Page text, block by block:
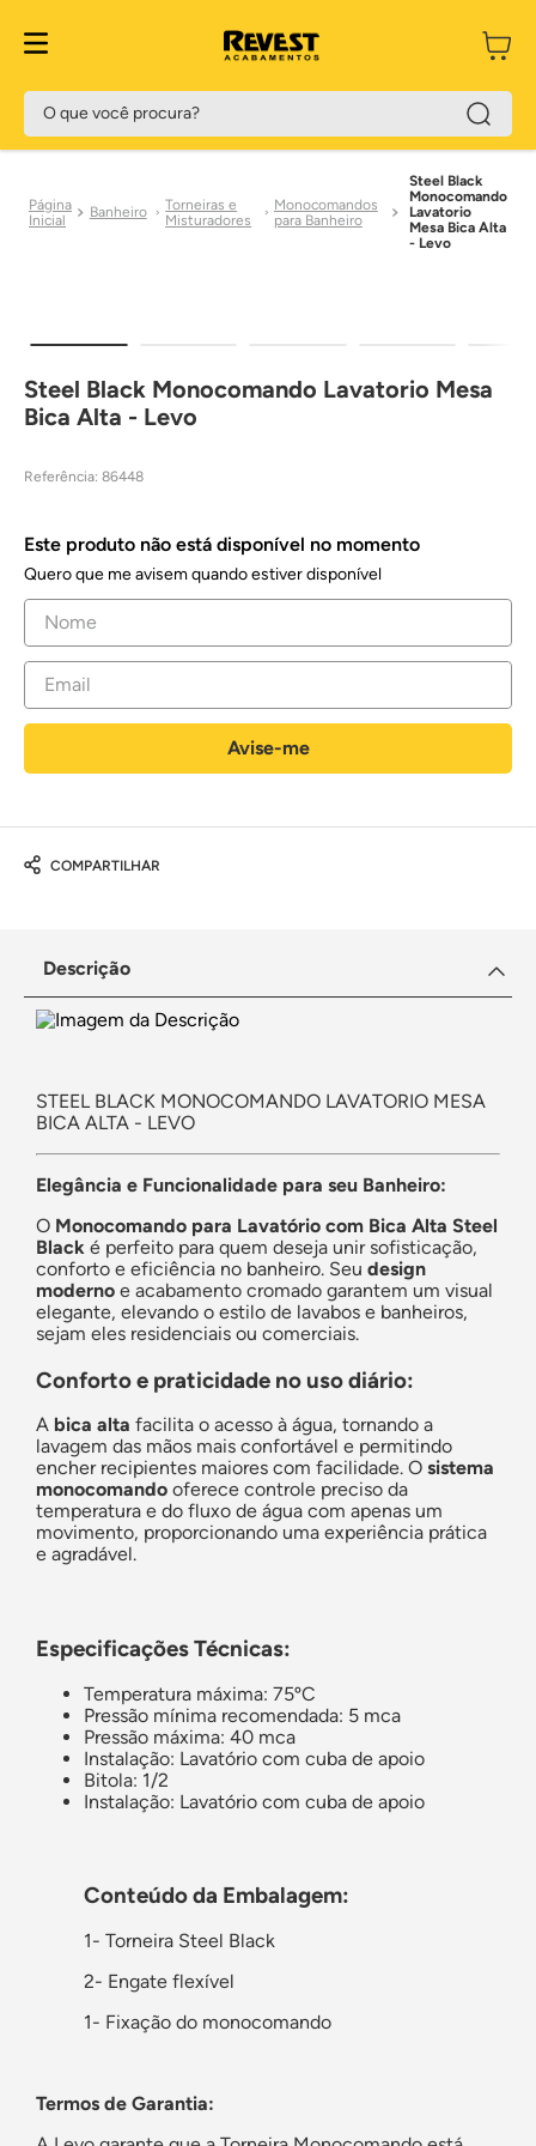
O que você procura?
Banheiro
Torneiras e
Misturadores
Monocomandos
para Banheiro
Steel Black
Monocomando
Lavatorio
Mesa Bica Alta
- Levo
Steel Black Monocomando Lavatorio Mesa
Bica Alta - Levo
Referência: 86448
Este produto não está disponível no momento
Quero que me avisem quando estiver disponível
COMPARTILHAR
Descrição
STEEL BLACK MONOCOMANDO LAVATORIO MESA
BICA ALTA - LEVO
Elegância e Funcionalidade para seu Banheiro:
O Monocomando para Lavatório com Bica Alta Steel
Black é perfeito para quem deseja unir sofisticação,
conforto e eficiência no banheiro. Seu design
moderno e acabamento cromado garantem um visual
elegante, elevando o estilo de lavabos e banheiros,
sejam eles residenciais ou comerciais.
Conforto e praticidade no uso diário:
A bica alta facilita o acesso à água, tornando a
lavagem das mãos mais confortável e permitindo
encher recipientes maiores com facilidade. O sistema
monocomando oferece controle preciso da
temperatura e do fluxo de água com apenas um
movimento, proporcionando uma experiência prática
e agradável.
Especificações Técnicas:
Temperatura máxima: 75ºC
Pressão mínima recomendada: 5 mca
Pressão máxima: 40 mca
Instalação: Lavatório com cuba de apoio
Bitola: 1/2
Instalação: Lavatório com cuba de apoio
Conteúdo da Embalagem:
1- Torneira Steel Black
2- Engate flexível
1- Fixação do monocomando
Termos de Garantia: